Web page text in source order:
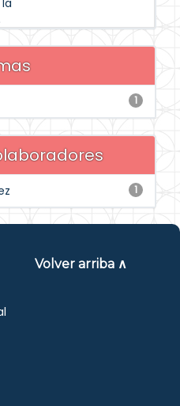
1
1
Volver arriba ∧